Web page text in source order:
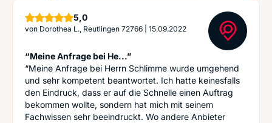
5,0Sterne
von Dorothea L., Reutlingen 72766 15.09.2022
“Meine Anfrage bei He...”
“Meine Anfrage bei Herrn Schlimme wurde umgehend
und sehr kompetent beantwortet. Ich hatte keinesfalls
den Eindruck, dass er auf die Schnelle einen Auftrag
bekommen wollte, sondern hat mich mit seinem
Fachwissen sehr beeindruckt. Wo andere Anbieter